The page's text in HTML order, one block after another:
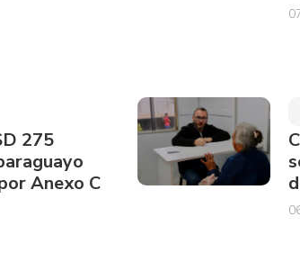
275
Anexo C